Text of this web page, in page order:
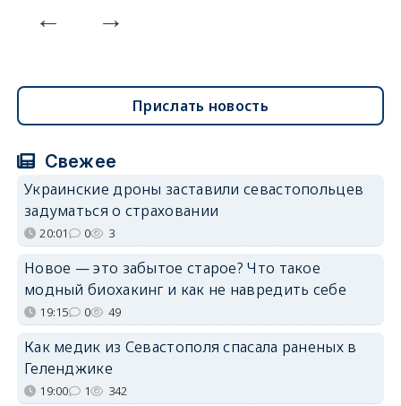
Прислать новость
Свежее
Украинские дроны заставили севастопольцев
задуматься о страховании
20:01 0 3
Новое — это забытое старое? Что такое
модный биохакинг и как не навредить себе
19:15 0 49
Как медик из Севастополя спасала раненых в
Геленджике
19:00 1 342